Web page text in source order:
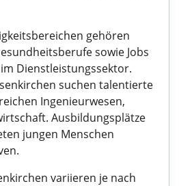
gehören
sowie Jobs
Dienstleistungssektor.
suchen talentierte
Ingenieurwesen,
Ausbildungsplätze
jungen Menschen
variieren je nach